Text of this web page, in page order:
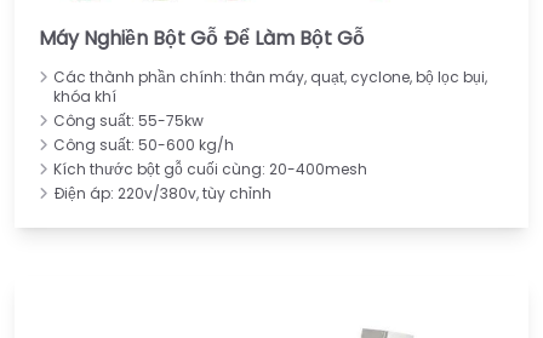
Máy Nghiền Bột Gỗ Để Làm Bột Gỗ
Các thành phần chính: thân máy, quạt, cyclone, bộ lọc bụi,
khóa khí
Công suất: 55-75kw
Công suất: 50-600 kg/h
Kích thước bột gỗ cuối cùng: 20-400mesh
Điện áp: 220v/380v, tùy chỉnh